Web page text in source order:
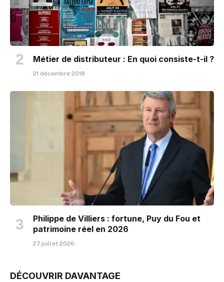
Métier de distributeur : En quoi consiste-t-il ?
21 décembre 2018
Philippe de Villiers : fortune, Puy du Fou et
patrimoine réel en 2026
27 juillet 2026
DÉCOUVRIR DAVANTAGE